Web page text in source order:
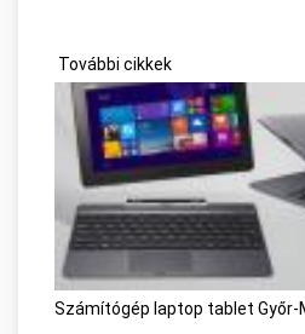
További cikkek
Számítógép laptop tablet Győr-